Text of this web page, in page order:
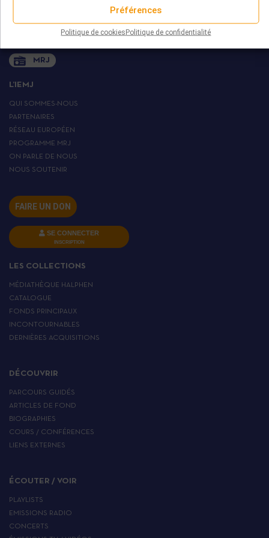
Préférences
Politique de cookiesPolitique de confidentialité
MRJ
L’IEMJ
QUI SOMMES-NOUS
PARTENAIRES
RÉSEAU EUROPÉEN
PROGRAMME MRJ
ON PARLE DE NOUS
NOUS SOUTENIR
FAIRE UN DON
SE CONNECTER
INSCRIPTION
LES COLLECTIONS
MÉDIATHÈQUE HALPHEN
CATALOGUE
FONDS PRINCIPAUX
INCONTOURNABLES
DERNIÈRES ACQUISITIONS
DÉCOUVRIR
PARCOURS GUIDÉS
ARTICLES DE FOND
BIOGRAPHIES
COURS / CONFÉRENCES
LIENS EXTERNES
ÉCOUTER / VOIR
PLAYLISTS
EMISSIONS RADIO
CONCERTS